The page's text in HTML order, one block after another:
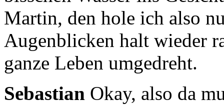
Martin, den hole ich also
Augenblicken halt wieder
ganze Leben umgedreht.
Sebastian Okay, also da